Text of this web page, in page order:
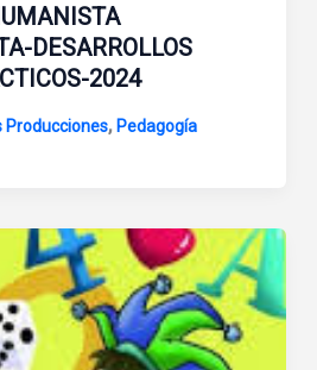
DESARROLLOS
2024
Producciones, Pedagogía